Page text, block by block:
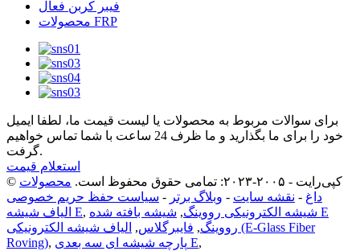
فیبر کربن فعال
محصولات FRP
برای سوالات مربوط به محصولات یا لیست قیمت ما، لطفا ایمیل
خود را برای ما بگذارید و ما ظرف 24 ساعت با شما تماس خواهیم
گرفت.
استعلام قیمت
© کپی‌رایت - ۲۰۰۵-۲۰۲۳: تمامی حقوق محفوظ است.
محصولات
داغ - نقشه سایت - وبلاگ برتر - سیاست حفظ حریم خصوصی
الیاف شیشه E, شیشه الکترونیکی رووینگ, شیشه بافته شده E
رووینگ, فایبرگلاس, الیاف شیشه الکترونیکی (E-Glass Fiber
Roving), پارچه شیشه ای سه بعدی E,